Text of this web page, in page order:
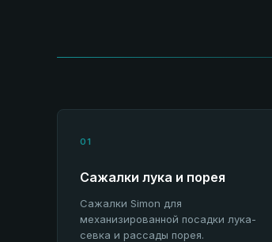
01
Сажалки лука и порея
Сажалки Simon для
механизированной посадки лука-
севка и рассады порея.